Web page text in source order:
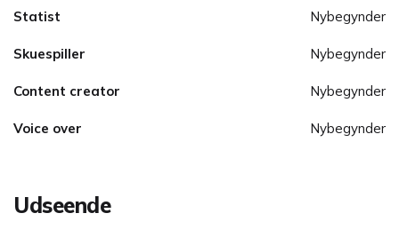
Statist Nybegynder
Skuespiller Nybegynder
Content creator Nybegynder
Voice over Nybegynder
Udseende